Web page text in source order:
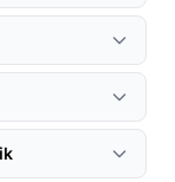
plafond met
de
volg de